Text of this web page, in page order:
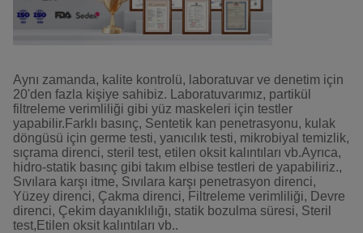
Aynı zamanda, kalite kontrolü, laboratuvar ve denetim için
20'den fazla kişiye sahibiz. Laboratuvarımız, partikül
filtreleme verimliliği gibi yüz maskeleri için testler
yapabilir.Farklı basınç, Sentetik kan penetrasyonu, kulak
döngüsü için germe testi, yanıcılık testi, mikrobiyal temizlik,
sıçrama direnci, steril test, etilen oksit kalıntıları vb.Ayrıca,
hidro-statik basınç gibi takım elbise testleri de yapabiliriz.,
Sıvılara karşı itme, Sıvılara karşı penetrasyon direnci,
Yüzey direnci, Çakma direnci, Filtreleme verimliliği, Devre
direnci, Çekim dayanıklılığı, statik bozulma süresi, Steril
test,Etilen oksit kalıntıları vb..